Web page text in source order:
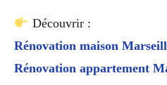
Découvrir :
Rénovation maison
Rénovation appartement